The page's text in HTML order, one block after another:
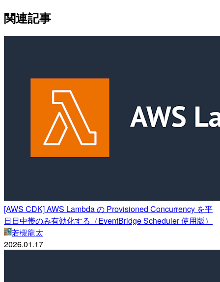
関連記事
[AWS CDK] AWS Lambda の Provisioned Concurrency を平
日日中帯のみ有効化する（EventBridge Scheduler 使用版）
若槻龍太
2026.01.17